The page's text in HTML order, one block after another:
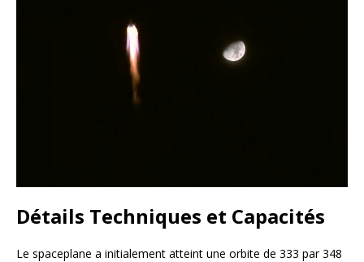
Détails Techniques et Capacités
Le spaceplane a initialement atteint une orbite de 333 par 348